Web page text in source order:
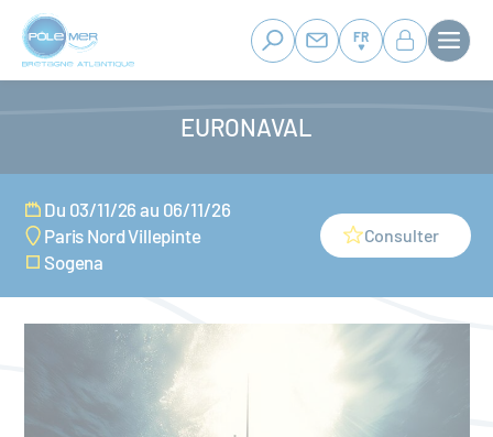
Panneau de gestion des cookies
Aller
contenu
FR
EURONAVAL
Du 03/11/26 au 06/11/26
Paris Nord Villepinte
Sogena
Consulter